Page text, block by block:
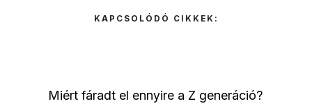
KAPCSOLÓDÓ CIKKEK:
Miért fáradt el ennyire a Z generáció?